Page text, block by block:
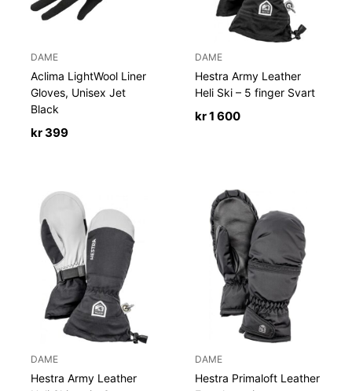
DAME
Aclima LightWool Liner
Gloves, Unisex Jet
Black
kr399
DAME
Hestra Army Leather
Heli Ski – 5 finger Svart
kr1 600
DAME
Hestra Army Leather
DAME
Hestra Primaloft Leather